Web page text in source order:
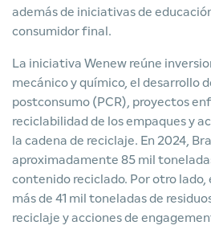
además de iniciativas de
consumidor final.
La iniciativa Wenew reúne
mecánico y químico, el desarrollo
postconsumo (PCR), proyectos
reciclabilidad de los empaques y
la cadena de reciclaje. En 2024,
aproximadamente 85 mil
contenido reciclado. Por otro lado,
más de 41 mil toneladas de
reciclaje y acciones de